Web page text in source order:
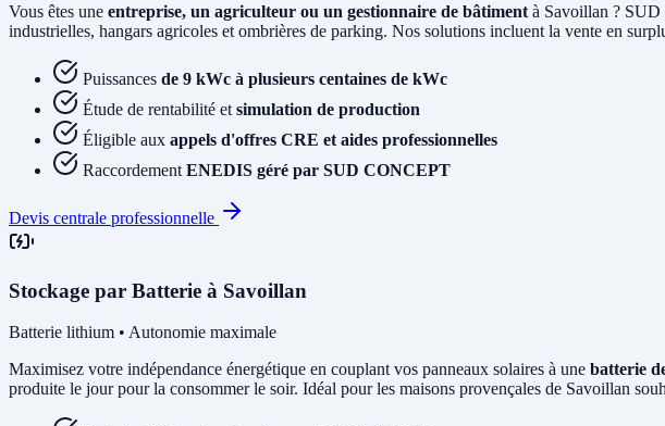
Vous êtes une entreprise, un agriculteur ou un gestionnaire de bâtiment à Savoillan ? SUD
industrielles, hangars agricoles et ombrières de parking. Nos solutions incluent la vente en
Puissances de 9 kWc à plusieurs centaines de kWc
Étude de rentabilité et simulation de production
Éligible aux appels d'offres CRE et aides professionnelles
Raccordement ENEDIS géré par SUD CONCEPT
Devis centrale professionnelle
Stockage par Batterie à Savoillan
Batterie lithium • Autonomie maximale
Maximisez votre indépendance énergétique en couplant vos panneaux solaires à une batterie
produite le jour pour la consommer le soir. Idéal pour les maisons provençales de Savoillan